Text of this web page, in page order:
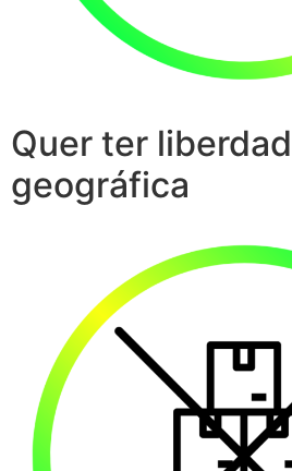
Quer ter
geográfica